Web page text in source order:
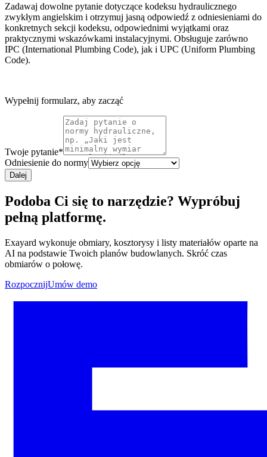
Zadawaj dowolne pytanie dotyczące kodeksu hydraulicznego
zwykłym angielskim i otrzymuj jasną odpowiedź z odniesieniami do
konkretnych sekcji kodeksu, odpowiednimi wyjątkami oraz
praktycznymi wskazówkami instalacyjnymi. Obsługuje zarówno
IPC (International Plumbing Code), jak i UPC (Uniform Plumbing
Code).
Wypełnij formularz, aby zacząć
Twoje pytanie*
Odniesienie do normy
Dalej
Podoba Ci się to narzędzie? Wypróbuj
pełną platformę.
Exayard wykonuje obmiary, kosztorysy i listy materiałów oparte na
AI na podstawie Twoich planów budowlanych. Skróć czas
obmiarów o połowę.
RozpocznijUmów demo